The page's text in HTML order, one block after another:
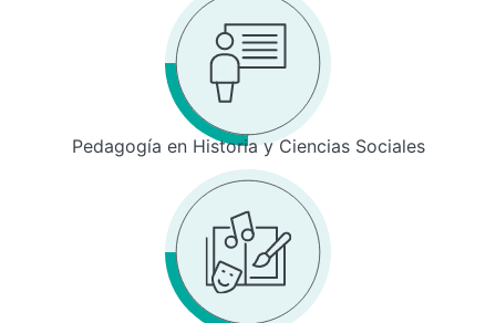
Pedagogía en Historia y Ciencias Sociales